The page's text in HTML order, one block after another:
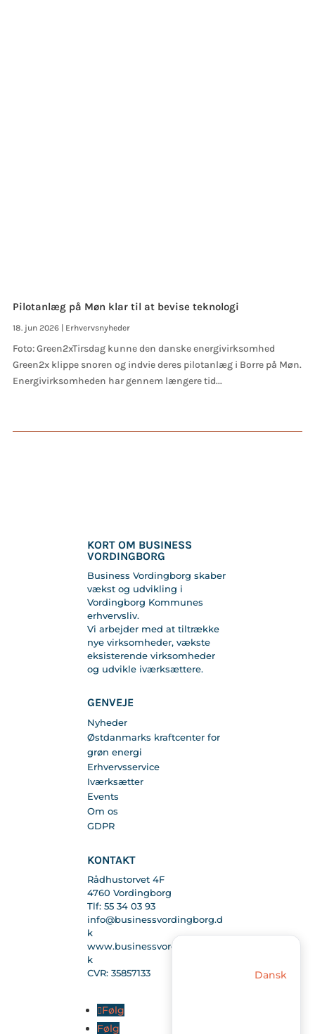
Pilotanlæg på Møn klar til at bevise teknologi
18. jun 2026| Erhvervsnyheder
Foto: Green2xTirsdag kunne den danske energivirksomhed
Green2x klippe snoren og indvie deres pilotanlæg i Borre på Møn.
Energivirksomheden har gennem længere tid...
KORT OM BUSINESS
VORDINGBORG
Business Vordingborg skaber
vækst og udvikling i
Vordingborg Kommunes
erhvervsliv.
Vi arbejder med at tiltrække
nye virksomheder, vækste
eksisterende virksomheder
og udvikle iværksættere.
GENVEJE
Nyheder
Østdanmarks kraftcenter for
grøn energi
Erhvervsservice
Iværksætter
Events
Om os
GDPR
KONTAKT
Rådhustorvet 4F
4760 Vordingborg
Tlf: 55 34 03 93
info@businessvordingborg.d
k
www.businessvordingborg.d
k
CVR: 35857133
Følg
Følg
Dansk